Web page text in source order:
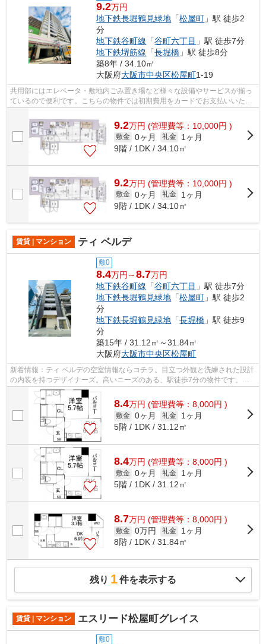
9.2万円
地下鉄長堀鶴見緑地 「松屋町 」駅 徒歩2
分
地下鉄谷町線 「谷町六丁目 」駅 徒歩7分
地下鉄堺筋線 「長堀橋 」駅 徒歩8分
築8年 / 34.10㎡
大阪府大阪市中央区松屋町1-19
共用部にはエレベータ・敷地内ごみ置き場など様々な設備やサービスが揃っ
ているので便利です。こちらの物件では初期費用をカードでお支払いいただ
9.2万円 (管理費等：10,000円 )
敷金 0ヶ月 礼金
1ヶ月
9階 / 1DK / 34.10㎡
9.2万円 (管理費等：10,000円 )
敷金 0ヶ月 礼金
1ヶ月
9階 / 1DK / 34.10㎡
賃貸 | マンション ティ ベルデ
敷0
8.4万円～8.7万円
地下鉄谷町線 「谷町六丁目 」駅 徒歩7分
地下鉄長堀鶴見緑地 「松屋町 」駅 徒歩2
分
地下鉄長堀鶴見緑地 「長堀橋 」駅 徒歩9
分
築15年 / 31.12㎡～31.84㎡
大阪府大阪市中央区松屋町
新着情報：ティ ベルデの空室情報ならコチラ。目立つ外観と洗練された設計
の内装を持つデザイナーズ。高いニーズのある、駅徒歩7分の物件です。敷
地内には使いやすいごみ置き場もござ...
8.4万円 (管理費等：8,000円 )
敷金 0ヶ月 礼金
1ヶ月
5階 / 1DK / 31.12㎡
8.4万円 (管理費等：8,000円 )
敷金 0ヶ月 礼金
1ヶ月
5階 / 1DK / 31.12㎡
8.7万円 (管理費等：8,000円 )
敷金 0万円 礼金
1ヶ月
8階 / 1DK / 31.84㎡
残り 1件を表示する
賃貸 | マンション エスリード松屋町グレイス
敷0